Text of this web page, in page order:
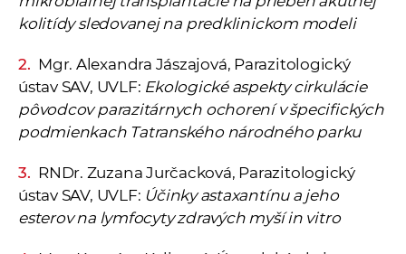
kolitídy sledovanej na predklinickom modeli
Mgr. Alexandra Jászajová, Parazitologický
ústav SAV, UVLF: Ekologické aspekty cirkulácie
pôvodcov parazitárnych ochorení v špecifických
podmienkach Tatranského národného parku
RNDr. Zuzana Jurčacková, Parazitologický
ústav SAV, UVLF: Účinky astaxantínu a jeho
esterov na lymfocyty zdravých myší in vitro